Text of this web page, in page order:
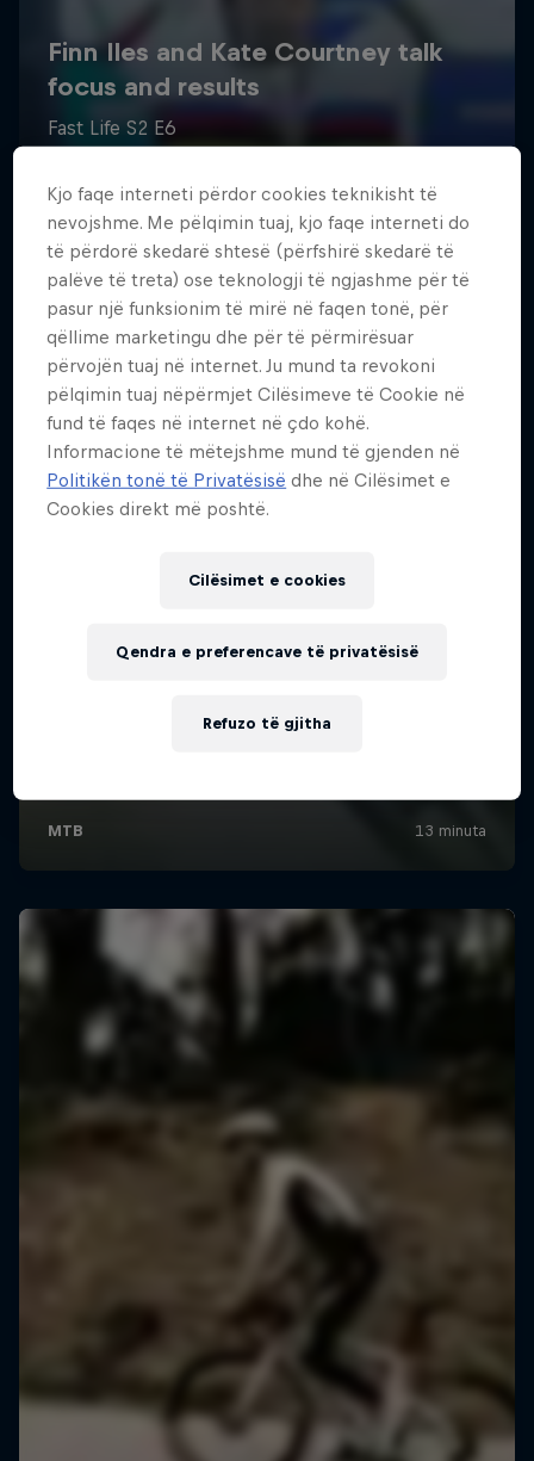
Kjo faqe interneti përdor cookies teknikisht të
nevojshme. Me pëlqimin tuaj, kjo faqe interneti do
të përdorë skedarë shtesë (përfshirë skedarë të
palëve të treta) ose teknologji të ngjashme për të
pasur një funksionim të mirë në faqen tonë, për
qëllime marketingu dhe për të përmirësuar
përvojën tuaj në internet. Ju mund ta revokoni
pëlqimin tuaj nëpërmjet Cilësimeve të Cookie në
fund të faqes në internet në çdo kohë.
Informacione të mëtejshme mund të gjenden në
Politikën tonë të Privatësisë dhe në Cilësimet e
Cookies direkt më poshtë.
Cilësimet e cookies
Refuzo të gjitha
Qendra e preferencave të privatësisë